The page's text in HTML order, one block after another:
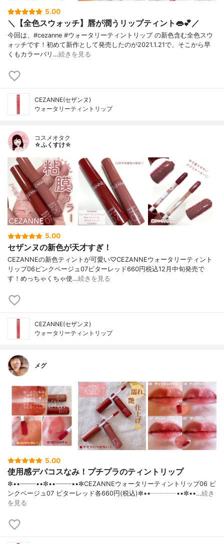
5.00
＼【全色スウォッチ】唇が潤うリップティント👄💕／
今回は、#cezanne #ウォータリーティントリップ の新色含む全色スウ
ォッチです！初めて新作として発売したのが2021.1.21で、そこから早
くもカラーバリ…続きを見る
CEZANNE(セザンヌ)
ウォータリーティントリップ
コスメオタク
☆ふくすけ☆
5.00
セザンヌの新色が天才すぎ！
CEZANNEの新色ティントが可愛い♡CEZANNEウォータリーティント
リップ06ピンクベージュ07ビターレッド660円税込12月中旬発売で
す！めっちゃくちゃ使…続きを見る
CEZANNE(セザンヌ)
ウォータリーティントリップ
メグ
5.00
使用感デパコスなみ！プチプラのティントリップ
✼••┈┈┈┈••✼••┈┈┈┈••✼CEZANNEウォータリーティントリップ06 ピ
ンクベージュ07 ビターレッド各660円(税込)✼••┈┈┈┈••✼••…続き
を見る